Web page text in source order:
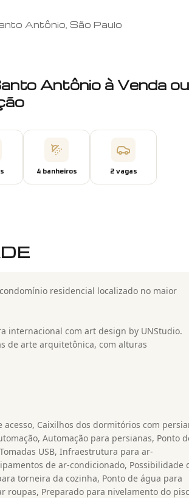
Antônio, São Paulo
Antônio à Venda ou
s 4banheiros 2vagas
residencial localizado no maior
internacional com art design by UNStudio.
de arte arquitetônica, com alturas
Caixilhos dos dormitórios com
Automação para persianas, Ponto
USB, Infraestrutura para ar-
de ar-condicionado, Possibilidade
torneira da cozinha, Ponto de água para
roupas, Preparado para nivelamento do